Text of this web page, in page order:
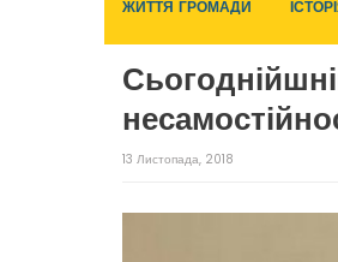
ЖИТТЯ ГРОМАДИ
13 Листопада, 2018